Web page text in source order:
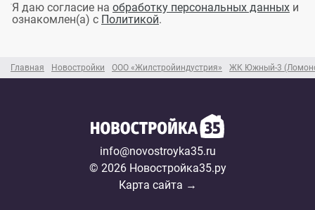
Главная Новостройки ООО «Жилстройиндустрия» ЖК Южный-3
Я даю согласие на обработку персональных данных и
ознакомлен(а) с Политикой.
info@novostroyka35.ru
© 2026 Новостройка35.ру
Карта сайта →